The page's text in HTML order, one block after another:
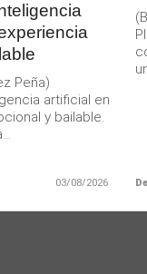
Peña)
artificial en
y bailable.
03/08/2026